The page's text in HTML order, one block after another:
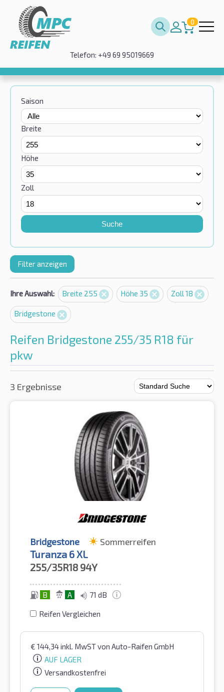
0
Telefon: +49 69 95019669
Saison
Breite
Höhe
Zoll
Suche
Filter anzeigen
Ihre Auswahl: Breite 255 Höhe 35 Zoll 18
Bridgestone
Reifen Bridgestone 255/35 R18 für
pkw
3 Ergebnisse
Bridgestone Sommerreifen
Turanza 6 XL
255/35R18 94Y
B A 71 dB
Reifen Vergleichen
€ 144,34inkl. MwSTvon Auto-Raifen GmbH
AUF LAGER
Versandkostenfrei